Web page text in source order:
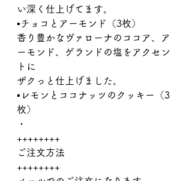
い深く仕上げてます。
▪︎チョコとアーモンド（3枚）
香り豊かなヴァローナのココア、ア
ーモンド、ゲランドの塩をアクセン
トに
ザクっと仕上げました。
▪︎レモンとココナッツのクッキー（3
枚）
・
++++++++
ご注文方法
++++++++